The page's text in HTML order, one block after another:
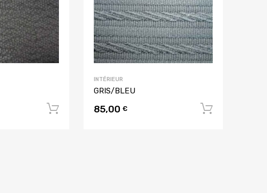
Ajouter au panier
INTÉRIEUR
GRIS/BLEU
85,00 €